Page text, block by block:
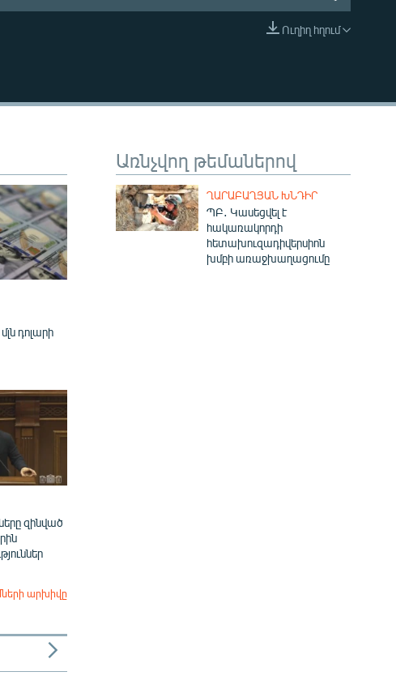
EMBED
Ուղիղ հղում
Առնչվող թեմաներով
ՂԱՐԱԲԱՂՅԱՆ ԽՆԴԻՐ
ՊԲ․ Կասեցվել է
հակառակորդի
հետախուզադիվերսիոն
խմբի առաջխաղացումը
դոլարի
զինված
արխիվը